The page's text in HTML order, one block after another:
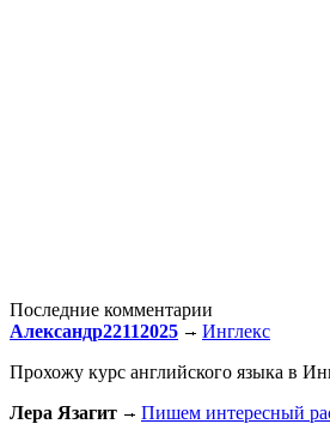
Последние комментарии
Александр22112025
Инглекс
Прохожу курс английского языка в
Лера Язагит
Пишем интересный